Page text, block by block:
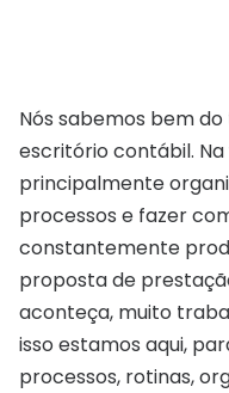
Nós sabemos bem
escritório contábil.
principalmente
processos e fazer
constantemente
proposta de
aconteça, muito
isso estamos aqui,
processos, rotinas,